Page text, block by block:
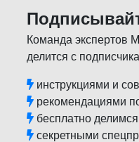
Команда экспертов
делится с
инструкциями и
рекомендациями
бесплатно
секретными